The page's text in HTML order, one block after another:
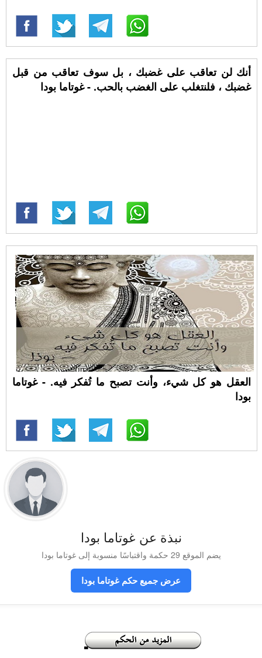
أنك لن تعاقب على غضبك ، بل سوف تعاقب من قبل
غضبك ، فلنتغلب على الغضب بالحب. - غوتاما بودا
العقل هو كل شيء، وأنت تصبح ما تُفكر فيه. - غوتاما
بودا
نبذة عن غوتاما بودا
يضم الموقع 29 حكمة واقتباسًا منسوبة إلى غوتاما بودا
عرض جميع حكم غوتاما بودا